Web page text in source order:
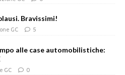
Bravissimi!
GC 5
alle case automobilistiche:
GC 0